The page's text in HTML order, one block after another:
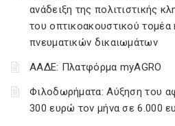
ανάδειξη της πολιτιστικής
του οπτικοακουστικού τομέα
πνευματικών δικαιωμάτων
ΑΑΔΕ: Πλατφόρμα myAGRO
Φιλοδωρήματα: Αύξηση του
300 ευρώ τον μήνα σε 6.000